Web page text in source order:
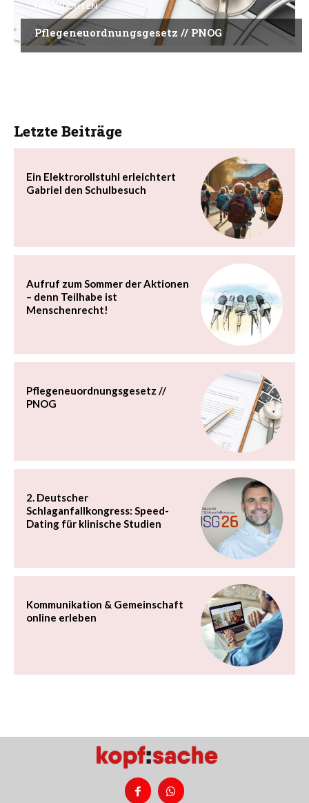
NACHRICHTEN
Pflegeneuordnungsgesetz // PNOG
Letzte Beiträge
Ein Elektrorollstuhl erleichtert
Gabriel den Schulbesuch
Aufruf zum Sommer der Aktionen
– denn Teilhabe ist
Menschenrecht!
Pflegeneuordnungsgesetz //
PNOG
2. Deutscher
Schlaganfallkongress: Speed-
Dating für klinische Studien
Kommunikation & Gemeinschaft
online erleben